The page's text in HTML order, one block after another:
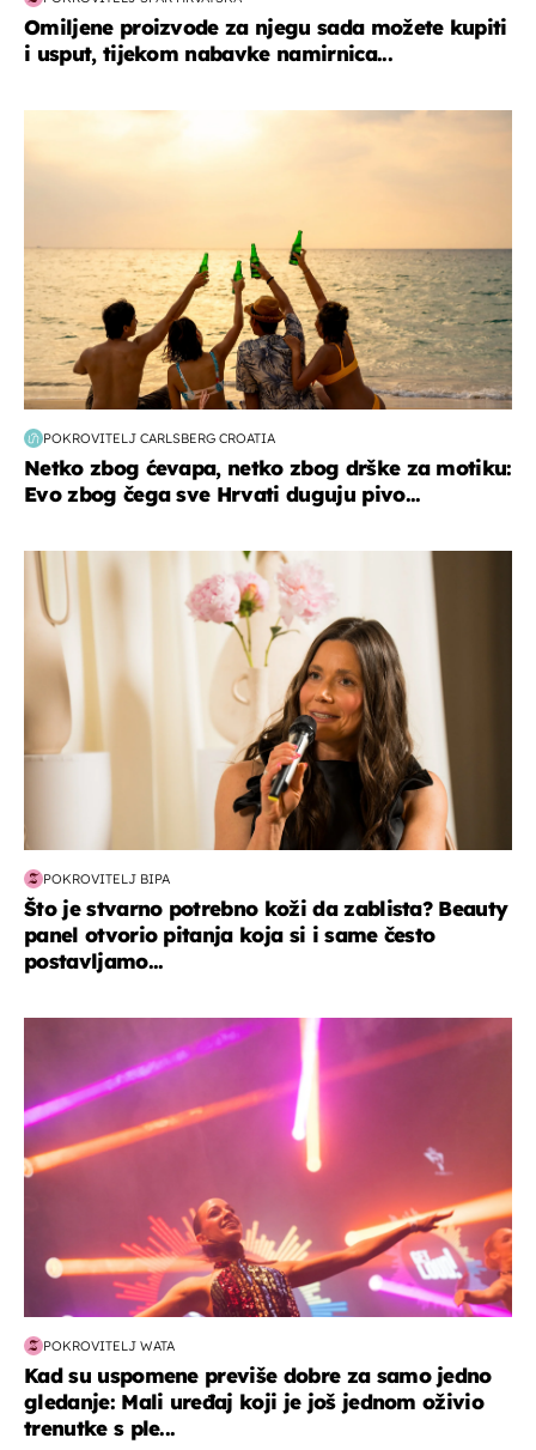
Omiljene proizvode za njegu sada možete kupiti
i usput, tijekom nabavke namirnica...
POKROVITELJ CARLSBERG CROATIA
Netko zbog ćevapa, netko zbog drške za motiku:
Evo zbog čega sve Hrvati duguju pivo...
moda & ljepota
POKROVITELJ BIPA
Što je stvarno potrebno koži da zablista? Beauty
panel otvorio pitanja koja si i same često
postavljamo...
POKROVITELJ WATA
Kad su uspomene previše dobre za samo jedno
gledanje: Mali uređaj koji je još jednom oživio
trenutke s ple...